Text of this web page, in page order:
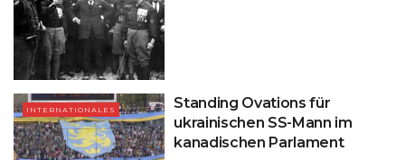
INTERNATIONALES
Standing Ovations für
ukrainischen SS-Mann im
kanadischen Parlament